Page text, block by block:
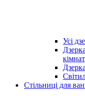
Усі
Стільниці для